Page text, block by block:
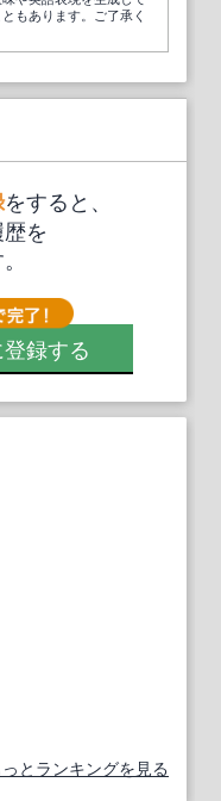
もあります。ご了承く
をすると、
を
録する
っとランキングを見る